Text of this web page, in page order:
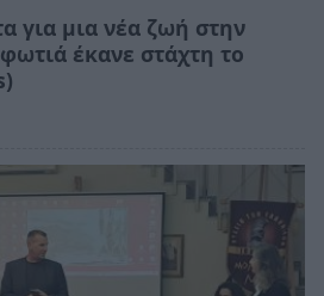
για μια νέα ζωή στην
έκανε στάχτη το